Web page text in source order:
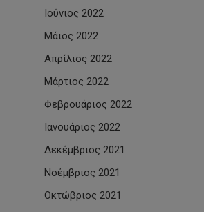
Ιούνιος 2022
Μάιος 2022
Απρίλιος 2022
Μάρτιος 2022
Φεβρουάριος 2022
Ιανουάριος 2022
Δεκέμβριος 2021
Νοέμβριος 2021
Οκτώβριος 2021